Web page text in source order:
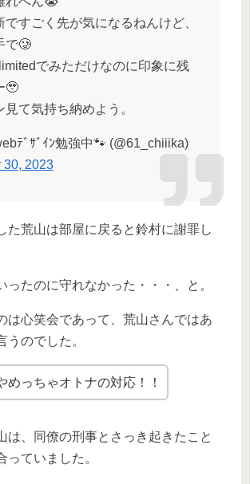
ですごく先が気になるねんけど、
で🥲
でみただけなのに印象に残
🥹
見て気持ち納めよう。
ﾃﾞｻﾞｲﾝ勉強中🐾 (@61_chiiika)
30, 2023
た荒山は部屋に戻ると鈴村に謝罪し
ったのに守れなかった・・・、と。
は心笑会であって、荒山さんではあ
うのでした。
めっちゃオトナの対応！！
は、同僚の刑事とさっき起きたこと
っていました。